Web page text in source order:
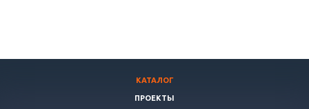
КАТАЛОГ
ПРОЕКТЫ